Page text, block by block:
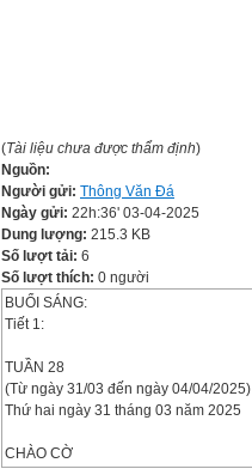
(Tài liệu chưa được thẩm định)
Nguồn:
Người gửi: Thông Văn Đá
Ngày gửi: 22h:36' 03-04-2025
Dung lượng: 215.3 KB
Số lượt tải: 6
Số lượt thích: 0 người
BUỔI SÁNG:
Tiết 1:
TUẦN 28
(Từ ngày 31/03 đến ngày 04/04/2025)
Thứ hai ngày 31 tháng 03 năm 2025
CHÀO CỜ